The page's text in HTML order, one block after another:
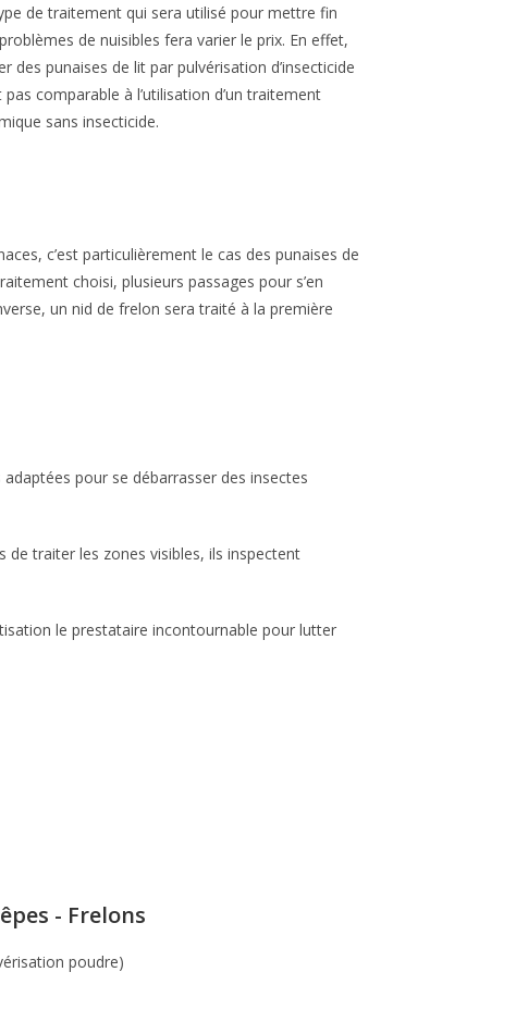
de traitement qui sera utilisé pour mettre fin
de nuisibles fera varier le prix. En effet,
des punaises de lit par pulvérisation d’insecticide
pas comparable à l’utilisation d’un traitement
sans insecticide.
c’est particulièrement le cas des punaises de
choisi, plusieurs passages pour s’en
un nid de frelon sera traité à la première
pour se débarrasser des insectes
traiter les zones visibles, ils inspectent
le prestataire incontournable pour lutter
- Frelons
poudre)